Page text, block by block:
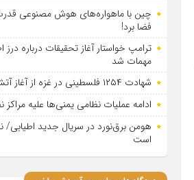
فضا برد!
ترامپ خواستار آغاز تحقیقات درباره
مهمات شد
شهادت ۱۲۵۴ فلسطینی در غزه از آغاز آتش‌بس تاکنون
ادامه عملیات نظامی یمنی‌ها علیه مراکز
هومن برق‌نورد در سریال جدید اطیابی/
است